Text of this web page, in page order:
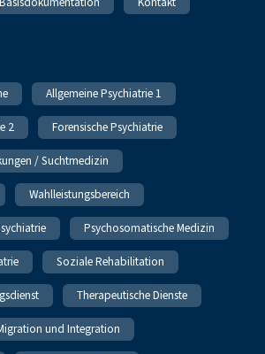
Allgemeine Psychiatrie 1
2 Forensische Psychiatrie
/ Suchtmedizin
Wahlleistungsbereich
Psychosomatische Medizin
Soziale Rehabilitation
Therapeutische Dienste
und Integration